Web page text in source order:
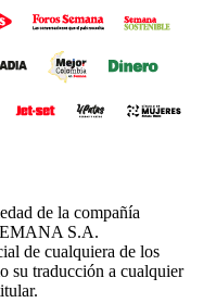
de la compañía
S.A.
de cualquiera de los
su traducción a cualquier